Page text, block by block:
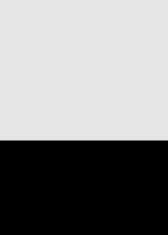
Wegen der